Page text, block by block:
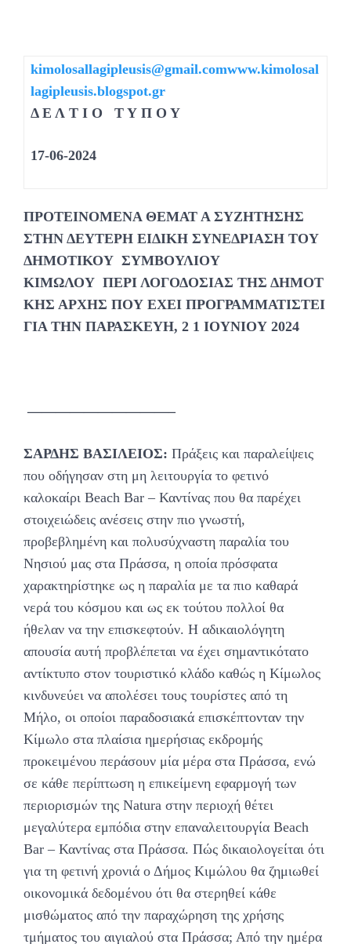
kimolosallagipleusis@gmail.comwww.kimolosal
lagipleusis.blogspot.gr
Δ Ε Λ Τ Ι Ο Τ Υ Π Ο Υ
17-06-2024
ΠΡΟΤΕΙΝΟΜΕΝΑ ΘΕΜΑΤ Α ΣΥΖΗΤΗΣΗΣ
ΣΤΗΝ ΔΕΥΤΕΡΗ ΕΙΔΙΚΗ ΣΥΝΕΔΡΙΑΣΗ ΤΟΥ
ΔΗΜΟΤΙΚΟΥ ΣΥΜΒΟΥΛΙΟΥ
ΚΙΜΩΛΟΥ ΠΕΡΙ ΛΟΓΟΔΟΣΙΑΣ ΤΗΣ ΔΗΜΟΤ
ΚΗΣ ΑΡΧΗΣ ΠΟΥ ΕΧΕΙ ΠΡΟΓΡΑΜΜΑΤΙΣΤΕΙ
ΓΙΑ ΤΗΝ ΠΑΡΑΣΚΕΥΗ, 2 1 ΙΟΥΝΙΟΥ 2024
——————————–
ΣΑΡΔΗΣ ΒΑΣΙΛΕΙΟΣ: Πράξεις και παραλείψεις
που οδήγησαν στη μη λειτουργία το φετινό
καλοκαίρι Beach Bar – Καντίνας που θα παρέχει
στοιχειώδεις ανέσεις στην πιο γνωστή,
προβεβλημένη και πολυσύχναστη παραλία του
Νησιού μας στα Πράσσα, η οποία πρόσφατα
χαρακτηρίστηκε ως η παραλία με τα πιο καθαρά
νερά του κόσμου και ως εκ τούτου πολλοί θα
ήθελαν να την επισκεφτούν. Η αδικαιολόγητη
απουσία αυτή προβλέπεται να έχει σημαντικότατο
αντίκτυπο στον τουριστικό κλάδο καθώς η Κίμωλος
κινδυνεύει να απολέσει τους τουρίστες από τη
Μήλο, οι οποίοι παραδοσιακά επισκέπτονταν την
Κίμωλο στα πλαίσια ημερήσιας εκδρομής
προκειμένου περάσουν μία μέρα στα Πράσσα, ενώ
σε κάθε περίπτωση η επικείμενη εφαρμογή των
περιορισμών της Natura στην περιοχή θέτει
μεγαλύτερα εμπόδια στην επαναλειτουργία Beach
Bar – Καντίνας στα Πράσσα. Πώς δικαιολογείται ότι
για τη φετινή χρονιά ο Δήμος Κιμώλου θα ζημιωθεί
οικονομικά δεδομένου ότι θα στερηθεί κάθε
μισθώματος από την παραχώρηση της χρήσης
τμήματος του αιγιαλού στα Πράσσα; Από την ημέρα